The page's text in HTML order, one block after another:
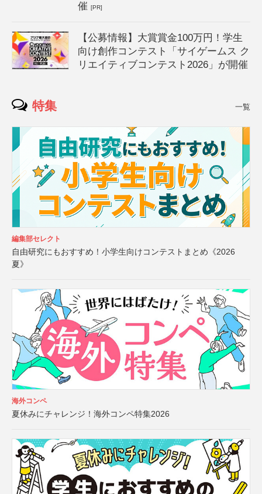
催[PR]
【公募情報】大賞賞金100万円！学生
向け創作コンテスト「サイゲームス ク
リエイティブコンテスト2026」が開催
特集 一覧
編集部セレクト
自由研究にもおすすめ！小学生向けコンテストまとめ《2026
夏》
海外コンペ
夏休みにチャレンジ！海外コンペ特集2026